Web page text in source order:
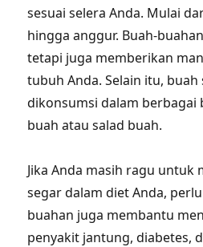
sesuai selera Anda. Mulai
hingga anggur. Buah-
tetapi juga memberikan
tubuh Anda. Selain itu,
dikonsumsi dalam berbagai
buah atau salad buah.
Jika Anda masih ragu untuk
segar dalam diet Anda,
buahan juga membantu
penyakit jantung, diabetes,